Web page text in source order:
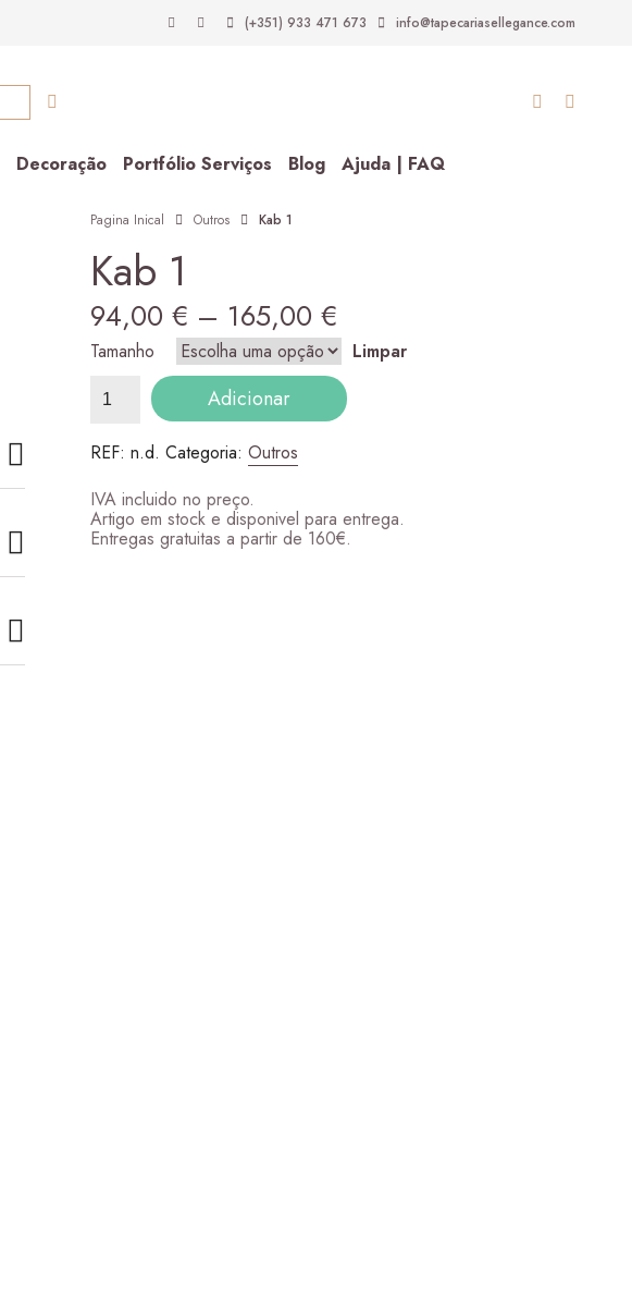
(+351) 933 471 673 info@tapecariasellegance.com
Decoração Portfólio Serviços Blog Ajuda | FAQ
Pagina Inical Outros Kab 1
Kab 1
94,00€ – 165,00€
range:
94,00 €
Tamanho
Limpar
Quantidade
de Adicionar
REF:n.d. Categoria:Outros
IVA incluido no preço.
Artigo em stock e disponivel para entrega.
Entregas gratuitas a partir de 160€.